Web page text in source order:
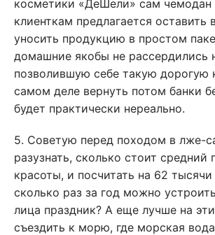
косметики «ДеШели» сам чемодан
клиенткам предлагается оставить
уносить продукцию в простом
домашние якобы не рассердились
позволившую себе такую дорогую
самом деле вернуть потом банки
будет практически нереально.
5. Советую перед походом в лже-
разузнать, сколько стоит средний
красоты, и посчитать на 62 тысячи
сколько раз за год можно
лица праздник? А еще лучше на
съездить к морю, где морская